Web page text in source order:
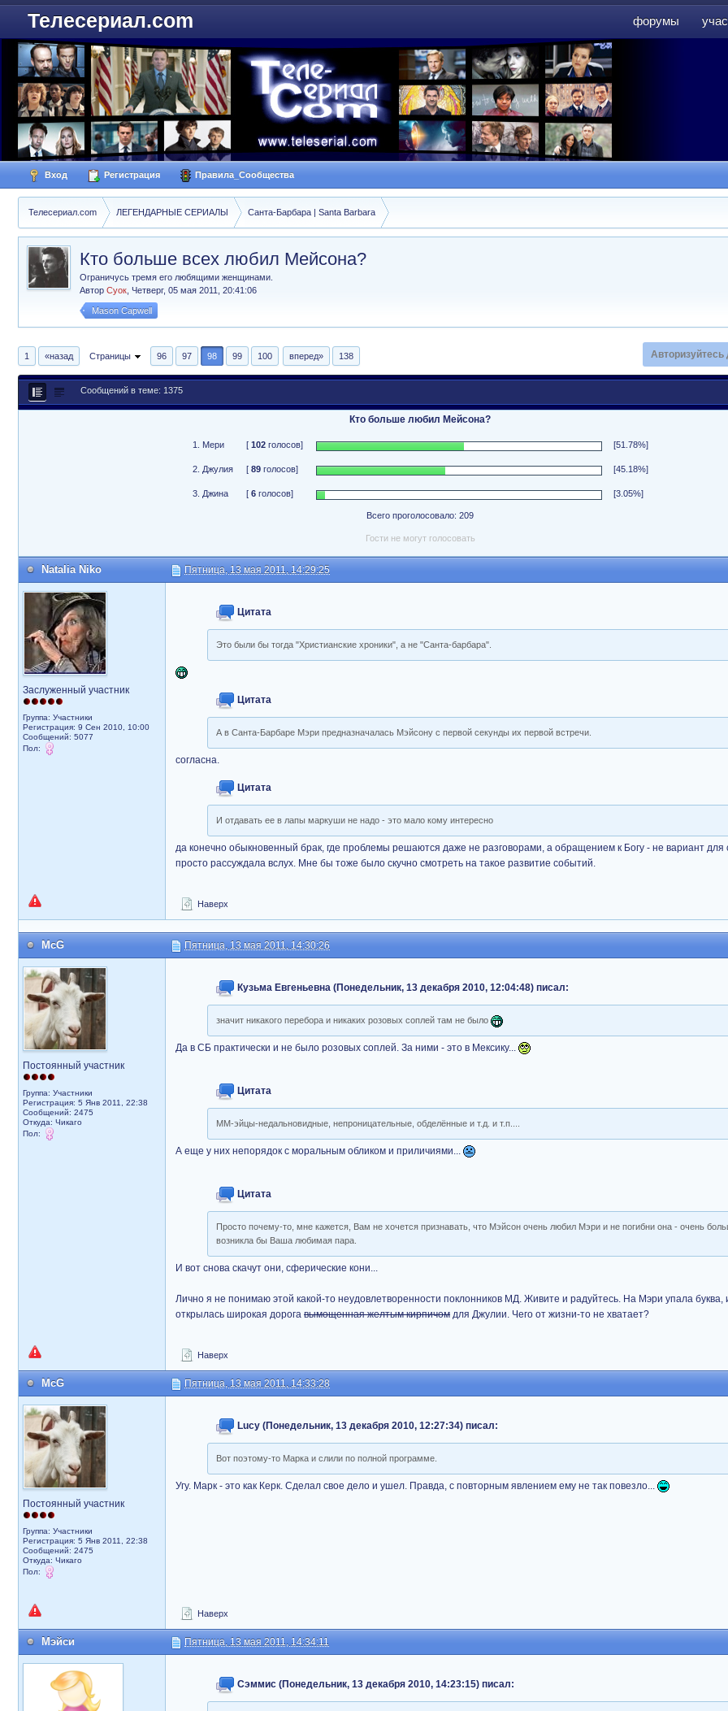
форумы
Телесериал.com
Вход Регистрация Правила_Сообщества
Телесериал.com ЛЕГЕНДАРНЫЕ СЕРИАЛЫ Санта-Барбара | Santa Barbara
Кто больше всех любил Мейсона?
Ограничусь тремя его любящими женщинами.
Автор Суок Четверг, 05 мая 2011, 20:41:06
Mason Capwell
1 «назад Страницы 96 97 98 99 100 вперед» 138 Авторизуйтесь
Сообщений в теме: 1375
Кто больше любил Мейсона?
1. Мери [ 102голосов] [51.78%]
2. Джулия [ 89голосов] [45.18%]
3. Джина [ 6голосов] [3.05%]
Всего проголосовало: 209
Гости не могут голосовать
Natalia Niko Пятница, 13 мая 2011, 14:29:25
Заслуженный участник
Группа: Участники
Регистрация: 9 Сен 2010, 10:00
Сообщений: 5077
Пол:
Цитата
Это были бы тогда "Христианские хроники", а не "Санта-барбара".
Цитата
А в Санта-Барбаре Мэри предназначалась Мэйсону с первой секунды их первой встречи.
согласна.
Цитата
И отдавать ее в лапы маркуши не надо - это мало кому интересно
да конечно обыкновенный брак, где проблемы решаются даже не разговорами, а обращением к Богу - не вариант для
просто рассуждала вслух. Мне бы тоже было скучно смотреть на такое развитие событий.
Наверх
McG Пятница, 13 мая 2011, 14:30:26
Постоянный участник
Группа: Участники
Регистрация: 5 Янв 2011, 22:38
Сообщений: 2475
Откуда: Чикаго
Пол:
Кузьма Евгеньевна (Понедельник, 13 декабря 2010, 12:04:48) писал:
значит никакого перебора и никаких розовых соплей там не было
Да в СБ практически и не было розовых соплей. За ними - это в Мексику...
Цитата
ММ-эйцы-недальновидные, непроницательные, обделённые и т.д. и т.п....
А еще у них непорядок с моральным обликом и приличиями...
Цитата
Просто почему-то, мне кажется, Вам не хочется признавать, что Мэйсон очень любил Мэри и не погибни она - очень
возникла бы Ваша любимая пара.
И вот снова скачут они, сферические кони...
Лично я не понимаю этой какой-то неудовлетворенности поклонников МД. Живите и радуйтесь. На Мэри упала
открылась широкая дорога вымощенная желтым кирпичом для Джулии. Чего от жизни-то не хватает?
Наверх
McG Пятница, 13 мая 2011, 14:33:28
Постоянный участник
Группа: Участники
Регистрация: 5 Янв 2011, 22:38
Сообщений: 2475
Откуда: Чикаго
Пол:
Lucy (Понедельник, 13 декабря 2010, 12:27:34) писал:
Вот поэтому-то Марка и слили по полной программе.
Угу. Марк - это как Керк. Сделал свое дело и ушел. Правда, с повторным явлением ему не так повезло...
Наверх
Мэйси Пятница, 13 мая 2011, 14:34:11
Сэммис (Понедельник, 13 декабря 2010, 14:23:15) писал: